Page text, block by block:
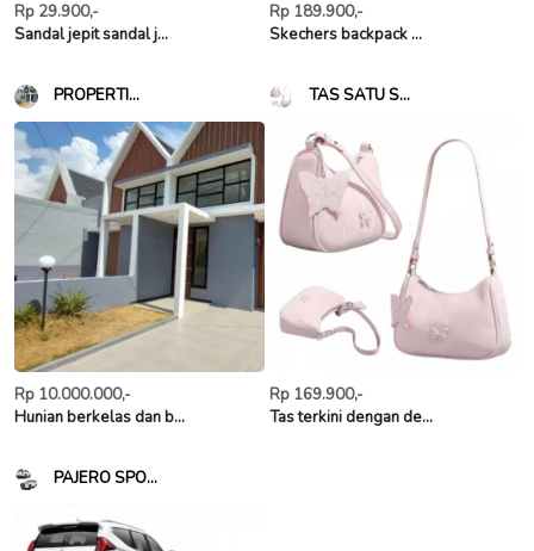
Rp 29.900,-
Sandal jepit sandal j...
Rp 189.900,-
Skechers backpack ...
PROPERTI...
Rp 10.000.000,-
Hunian berkelas dan b...
TAS SATU S...
Rp 169.900,-
Tas terkini dengan de...
PAJERO SPO...